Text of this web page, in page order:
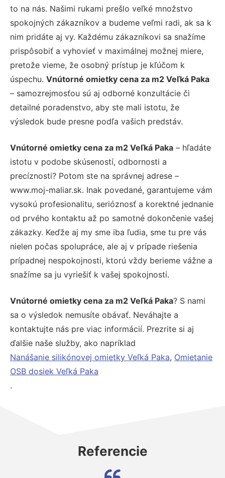
to na nás. Našimi rukami prešlo veľké množstvo
spokojných zákazníkov a budeme veľmi radi, ak sa k
nim pridáte aj vy. Každému zákazníkovi sa snažíme
prispôsobiť a vyhovieť v maximálnej možnej miere,
pretože vieme, že osobný prístup je kľúčom k
úspechu. Vnútorné omietky cena za m2 Veľká Paka
– samozrejmosťou sú aj odborné konzultácie či
detailné poradenstvo, aby ste mali istotu, že
výsledok bude presne podľa vašich predstáv.
Vnútorné omietky cena za m2 Veľká Paka – hľadáte
istotu v podobe skúseností, odbornosti a
precíznosti? Potom ste na správnej adrese –
www.moj-maliar.sk. Inak povedané, garantujeme vám
vysokú profesionalitu, serióznosť a korektné jednanie
od prvého kontaktu až po samotné dokončenie vašej
zákazky. Keďže aj my sme iba ľudia, sme tu pre vás
nielen počas spolupráce, ale aj v prípade riešenia
prípadnej nespokojnosti, ktorú vždy berieme vážne a
snažíme sa ju vyriešiť k vašej spokojnosti.
Vnútorné omietky cena za m2 Veľká Paka? S nami
sa o výsledok nemusíte obávať. Neváhajte a
kontaktujte nás pre viac informácií. Prezrite si aj
ďalšie naše služby, ako napríklad
Nanášanie silikónovej omietky Veľká Paka, Omietanie
OSB dosiek Veľká Paka
.
Referencie